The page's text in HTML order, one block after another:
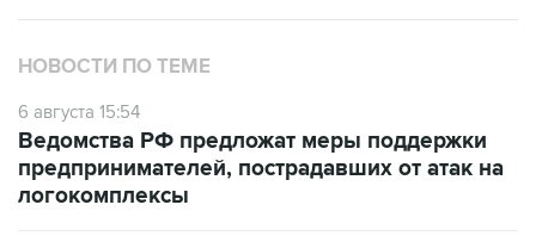
НОВОСТИ ПО ТЕМЕ
6 августа 15:54
Ведомства РФ предложат меры поддержки
предпринимателей, пострадавших от атак на
логокомплексы